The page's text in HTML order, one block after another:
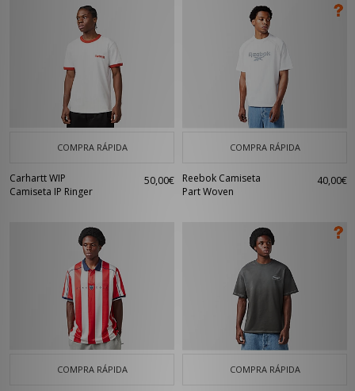
COMPRA RÁPIDA
Carhartt WIP
Camiseta IP Ringer
50,00€
COMPRA RÁPIDA
Reebok Camiseta
Part Woven
40,00€
COMPRA RÁPIDA COMPRA RÁPIDA